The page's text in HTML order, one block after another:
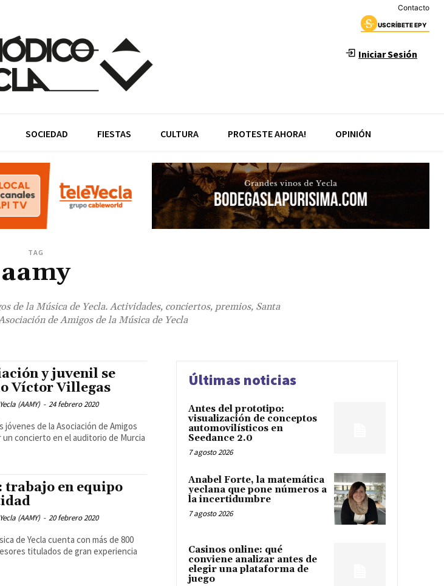
Contacto
USCRÍBETE EPY
Iniciar Sesión
SOCIEDAD FIESTAS CULTURA PROTESTE AHORA! OPINIÓN
TAG
aamy
de la Música de Yecla. Actividades, conciertos, premios, Santa
de Amigos de la Música de Yecla
y juvenil se
Víctor Villegas
(AAMY) - 24 febrero 2020
jóvenes de la Asociación de Amigos
concierto en el auditorio de Murcia
trabajo en equipo
(AAMY) - 20 febrero 2020
de Yecla cuenta con más de 800
titulados de gran experiencia
Últimas noticias
Antes del prototipo:
visualización de conceptos
automovilísticos en
Seedance 2.0
7 agosto 2026
Anabel Forte, la matemática
yeclana que pone números a
la incertidumbre
7 agosto 2026
Casinos online: qué
conviene analizar antes de
elegir una plataforma de
juego